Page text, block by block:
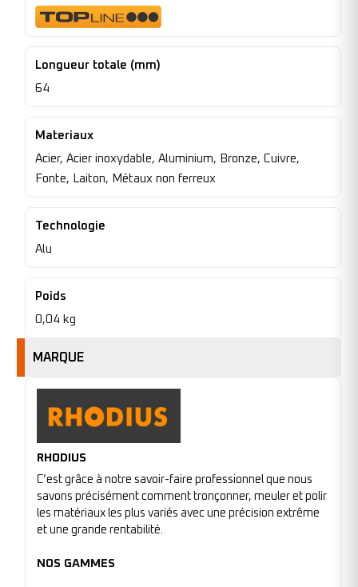
Longueur totale (mm)
64
Materiaux
Acier, Acier inoxydable, Aluminium, Bronze, Cuivre,
Fonte, Laiton, Métaux non ferreux
Technologie
Alu
Poids
0,04 kg
MARQUE
RHODIUS
C’est grâce à notre savoir-faire professionnel que nous
savons précisément comment tronçonner, meuler et polir
les matériaux les plus variés avec une précision extrême
et une grande rentabilité.
NOS GAMMES